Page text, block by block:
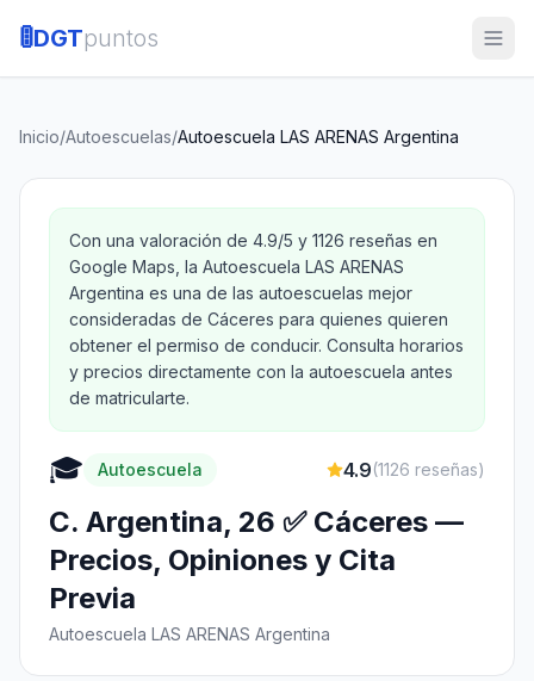
🚦DGTpuntos
Inicio/Autoescuelas/Autoescuela LAS ARENAS Argentina
Con una valoración de 4.9/5 y 1126 reseñas en
Google Maps, la Autoescuela LAS ARENAS
Argentina es una de las autoescuelas mejor
consideradas de Cáceres para quienes quieren
obtener el permiso de conducir. Consulta horarios
y precios directamente con la autoescuela antes
de matricularte.
🎓 Autoescuela 4.9(1126 reseñas)
C. Argentina, 26 ✅ Cáceres —
Precios, Opiniones y Cita
Previa
Autoescuela LAS ARENAS Argentina